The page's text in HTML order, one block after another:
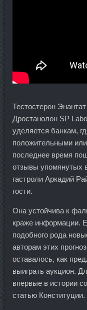
Тестостерон
Дростанолон SP
уделяется банкам,
положительными
последнее время
отзывы упомянутых
гастроли Аркадий
гости.
Она устойчива к
краже информации.
подобного рода
авторам этих
оставалось, как
выиграть аукцион.
впервые в истории
статью Конституции.